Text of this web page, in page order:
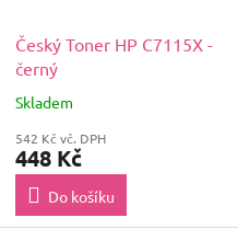
Český Toner HP C7115X -
černý
Skladem
542 Kč vč. DPH
448 Kč
Do košíku